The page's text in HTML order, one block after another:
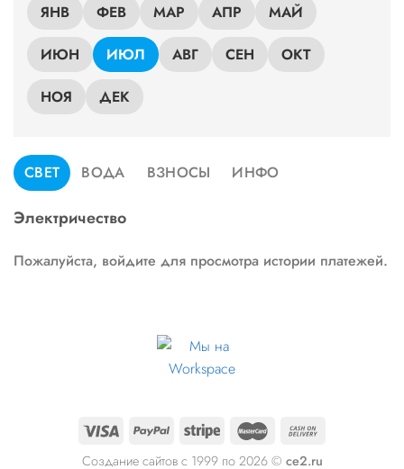
ЯНВ ФЕВ МАР АПР МАЙ
ИЮН ИЮЛ АВГ СЕН ОКТ
НОЯ ДЕК
СВЕТ ВОДА ВЗНОСЫ ИНФО
Электричество
Пожалуйста, войдите для просмотра истории платежей.
Создание сайтов с 1999 по 2026 © ce2.ru